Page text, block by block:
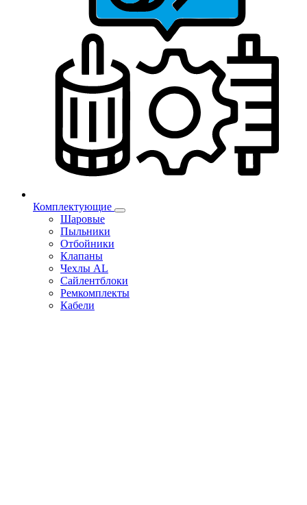
Комплектующие
Шаровые
Пыльники
Отбойники
Клапаны
Чехлы AL
Сайлентблоки
Ремкомплекты
Кабели